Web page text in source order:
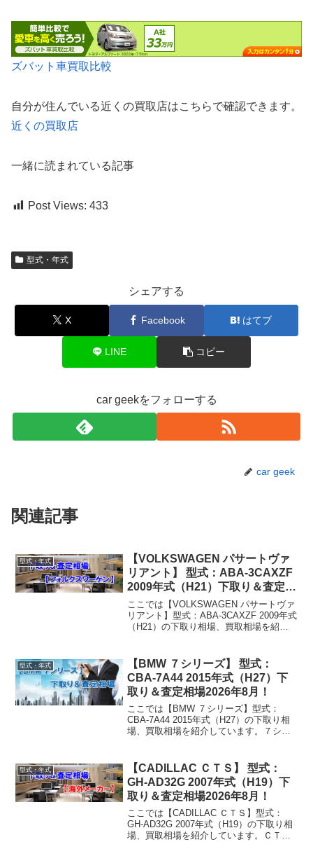
ズバット車買取比較
自分が住んでいる近くの買取店はこちらで確認できます。
近くの買取店
一緒に読まれている記事
Post Views: 433
型式・年式
シェアする
X Facebook はてブ
LINE コピー
car geekをフォローする
car geek
関連記事
型式・年式
【VOLKSWAGEN パサートヴァ
リアント】 型式：ABA-3CAXZF
2009年式（H21）下取り＆査定相
場2026年8月！
ここでは【VOLKSWAGEN パサートヴァ
リアント】型式：ABA-3CAXZF 2009年式
（H21）の下取り相場、買取相場を紹介
買取相場下取り相場...
型式・年式
【BMW ７シリーズ】 型式：
CBA-7A44 2015年式（H27）下
取り＆査定相場2026年8月！
ここでは【BMW ７シリーズ】型式：
CBA-7A44 2015年式（H27）の下取り相
場、買取相場を紹介しています。７シリ
円～1232万円買取り相場：...
型式・年式
【CADILLAC ＣＴＳ】 型式：
GH-AD32G 2007年式（H19）下
取り＆査定相場2026年8月！
ここでは【CADILLAC ＣＴＳ】型式：
GH-AD32G 2007年式（H19）の下取り相
場、買取相場を紹介しています。ＣＴＳ